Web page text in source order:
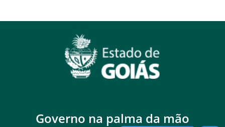
Governo na palma da mão